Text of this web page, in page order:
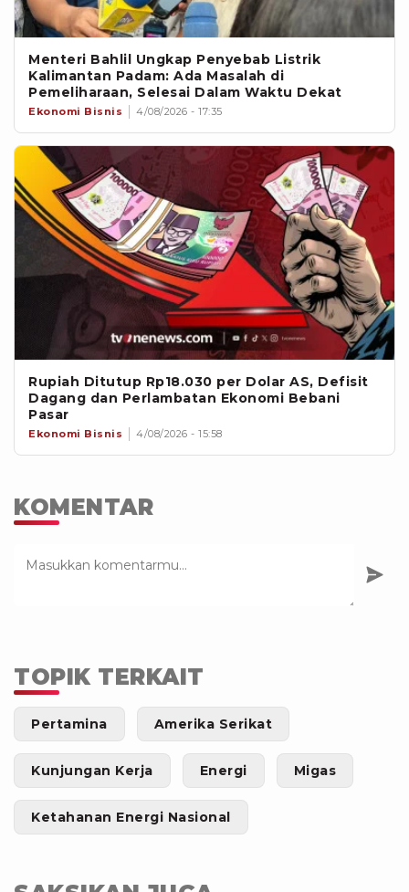
Menteri Bahlil Ungkap Penyebab Listrik
Kalimantan Padam: Ada Masalah di
Pemeliharaan, Selesai Dalam Waktu Dekat
Ekonomi Bisnis 4/08/2026 - 17:35
Rupiah Ditutup Rp18.030 per Dolar AS, Defisit
Dagang dan Perlambatan Ekonomi Bebani
Pasar
Ekonomi Bisnis 4/08/2026 - 15:58
KOMENTAR
TOPIK TERKAIT
Pertamina Amerika Serikat
Kunjungan Kerja Energi Migas
Ketahanan Energi Nasional